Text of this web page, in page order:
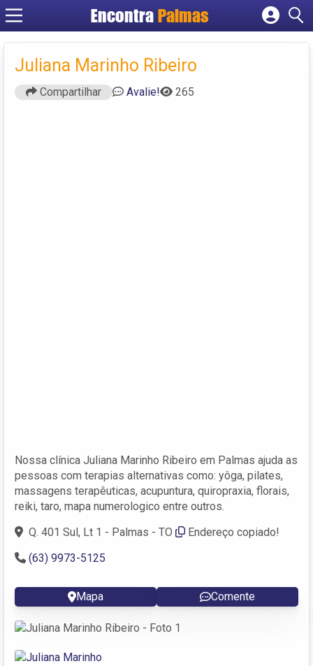
Encontra Palmas
Cadastrar empresa
Criar conta
Juliana Marinho Ribeiro
Compartilhar Avalie! 265
Nossa clínica Juliana Marinho Ribeiro em Palmas ajuda as
pessoas com terapias alternativas como: yôga, pilates,
massagens terapêuticas, acupuntura, quiropraxia, florais,
reiki, taro, mapa numerologico entre outros.
Q. 401 Sul, Lt 1 - Palmas - TO
Endereço copiado!
(63) 9973-5125
Mapa Comente